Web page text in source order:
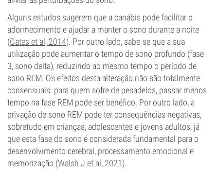
Alguns estudos sugerem que a canábis pode facilitar o
adormecimento e ajudar a manter o sono durante a noite
(Gates et al, 2014). Por outro lado, sabe-se que a sua
utilização pode aumentar o tempo de sono profundo (fase
3, sono delta), reduzindo ao mesmo tempo o período de
sono REM. Os efeitos desta alteração não são totalmente
consensuais: para quem sofre de pesadelos, passar menos
tempo na fase REM pode ser benéfico. Por outro lado, a
privação de sono REM pode ter consequências negativas,
sobretudo em crianças, adolescentes e jovens adultos, já
que esta fase do sono é considerada fundamental para o
desenvolvimento cerebral, processamento emocional e
memorização (Walsh J et al, 2021).